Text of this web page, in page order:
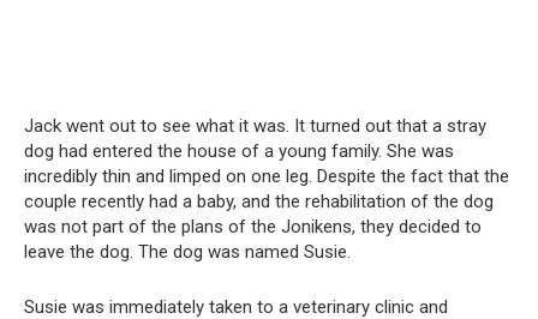
Jack went out to see what it was. It turned out that a stray
dog had entered the house of a young family. She was
incredibly thin and limped on one leg. Despite the fact that the
couple recently had a baby, and the rehabilitation of the dog
was not part of the plans of the Jonikens, they decided to
leave the dog. The dog was named Susie.
Susie was immediately taken to a veterinary clinic and